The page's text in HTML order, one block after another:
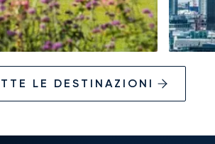
LE DESTINAZIONI